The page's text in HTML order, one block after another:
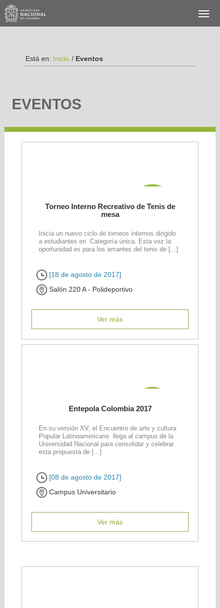
Está en: Inicio / Eventos
EVENTOS
Torneo Interno Recreativo de Tenis de
mesa
Inicia un nuevo ciclo de torneos internos dirigido
a estudiantes en Categoría única. Esta vez la
oportunidad es para los amantes del tenis de [...]
[18 de agosto de 2017]
Salón 220 A - Polideportivo
Ver más
Entepola Colombia 2017
En su versión XV, el Encuentro de arte y cultura
Popular Latinoamericano llega al campus de la
Universidad Nacional para consolidar y celebrar
esta propuesta de [...]
[08 de agosto de 2017]
Campus Universitario
Ver más